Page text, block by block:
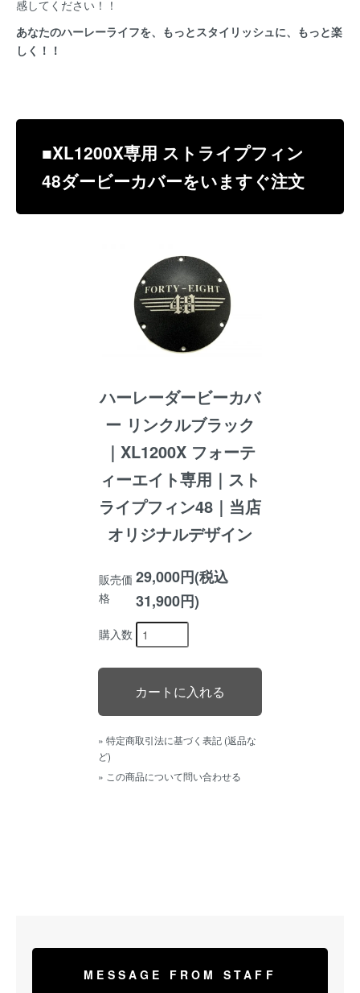
感してください！！
あなたのハーレーライフを、もっとスタイリッシュに、もっと楽
しく！！
■XL1200X専用 ストライプフィン
48ダービーカバーをいますぐ注文
ハーレーダービーカバ
ー リンクルブラック
｜XL1200X フォーテ
ィーエイト専用｜スト
ライプフィン48｜当店
オリジナルデザイン
販売価
格
29,000円(税込
31,900円)
購入数
» 特定商取引法に基づく表記 (返品な
ど)
» この商品について問い合わせる
MESSAGE FROM STAFF